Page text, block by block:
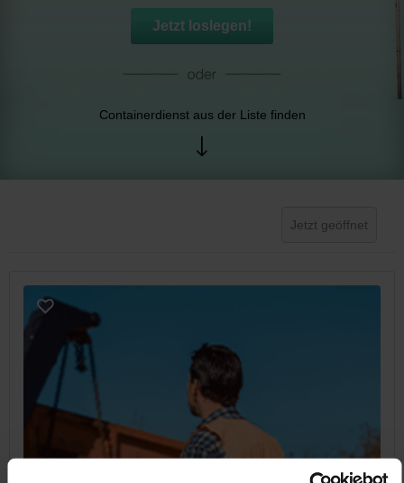
Jetzt loslegen!
Containerdienst aus der Liste finden
Jetzt geöffnet